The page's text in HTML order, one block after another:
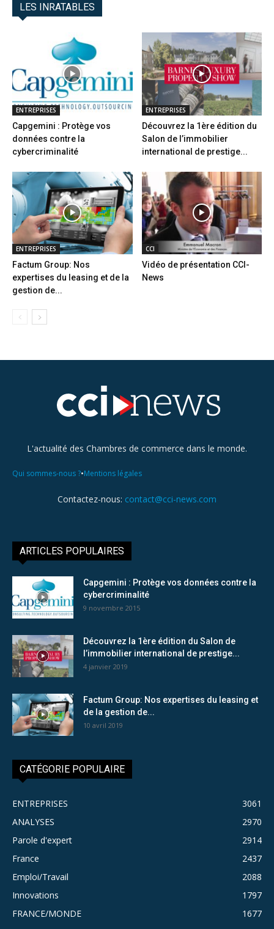
LES INRATABLES
ENTREPRISES
Capgemini : Protège vos
données contre la
cybercriminalité
ENTREPRISES
Découvrez la 1ère édition du
Salon de l’immobilier
international de prestige...
ENTREPRISES
Factum Group: Nos
expertises du leasing et de la
gestion de...
CCI
Vidéo de présentation CCI-
News
L'actualité des Chambres de commerce dans le monde.
Qui sommes-nous ?•Mentions légales
Contactez-nous: contact@cci-news.com
ARTICLES POPULAIRES
Capgemini : Protège vos données contre la
cybercriminalité
9 novembre 2015
Découvrez la 1ère édition du Salon de
l’immobilier international de prestige...
4 janvier 2019
Factum Group: Nos expertises du leasing et
de la gestion de...
10 avril 2019
CATÉGORIE POPULAIRE
ENTREPRISES
3061
ANALYSES
2970
Parole d'expert
2914
France
2437
Emploi/Travail
2088
Innovations
1797
FRANCE/MONDE
1677